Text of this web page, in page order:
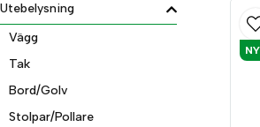
Utebelysning
Vägg
Tak
Bord/Golv
Stolpar/Pollare